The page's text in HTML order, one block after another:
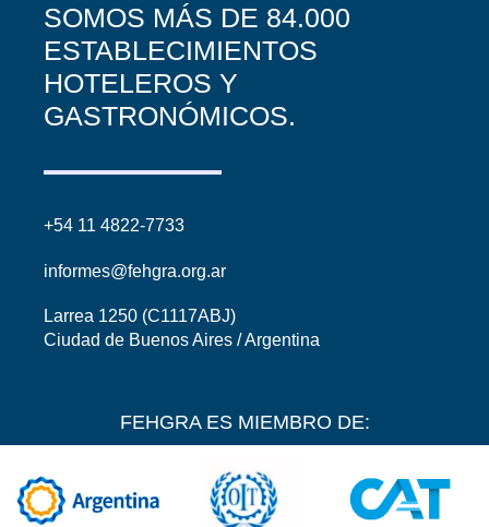
SOMOS MÁS DE 84.000
ESTABLECIMIENTOS
HOTELEROS Y
GASTRONÓMICOS.
+54 11 4822-7733
informes@fehgra.org.ar
Larrea 1250 (C1117ABJ)
Ciudad de Buenos Aires / Argentina
FEHGRA ES MIEMBRO DE: